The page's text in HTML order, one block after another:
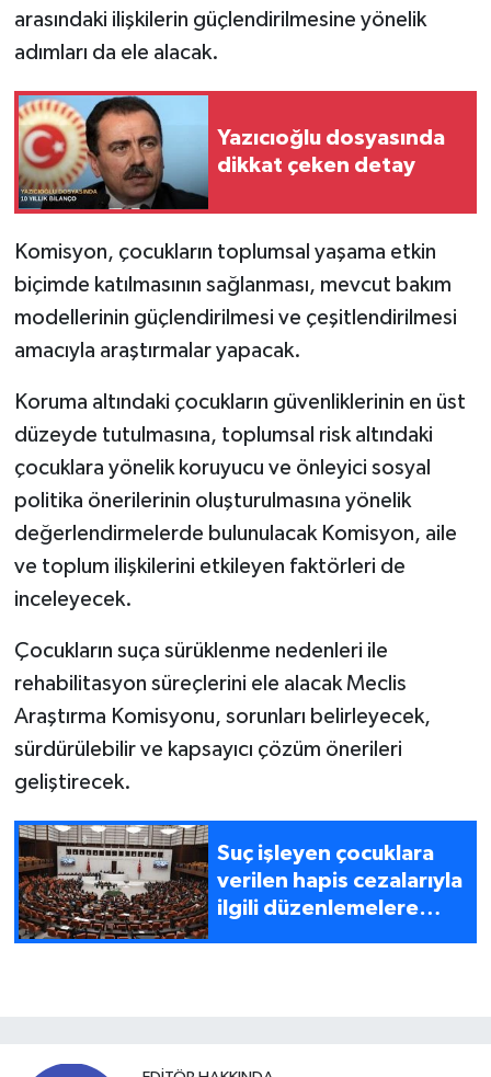
arasındaki ilişkilerin güçlendirilmesine yönelik
adımları da ele alacak.
Yazıcıoğlu dosyasında
dikkat çeken detay
Komisyon, çocukların toplumsal yaşama etkin
biçimde katılmasının sağlanması, mevcut bakım
modellerinin güçlendirilmesi ve çeşitlendirilmesi
amacıyla araştırmalar yapacak.
Koruma altındaki çocukların güvenliklerinin en üst
düzeyde tutulmasına, toplumsal risk altındaki
çocuklara yönelik koruyucu ve önleyici sosyal
politika önerilerinin oluşturulmasına yönelik
değerlendirmelerde bulunulacak Komisyon, aile
ve toplum ilişkilerini etkileyen faktörleri de
inceleyecek.
Çocukların suça sürüklenme nedenleri ile
rehabilitasyon süreçlerini ele alacak Meclis
Araştırma Komisyonu, sorunları belirleyecek,
sürdürülebilir ve kapsayıcı çözüm önerileri
geliştirecek.
Suç işleyen çocuklara
verilen hapis cezalarıyla
ilgili düzenlemelere